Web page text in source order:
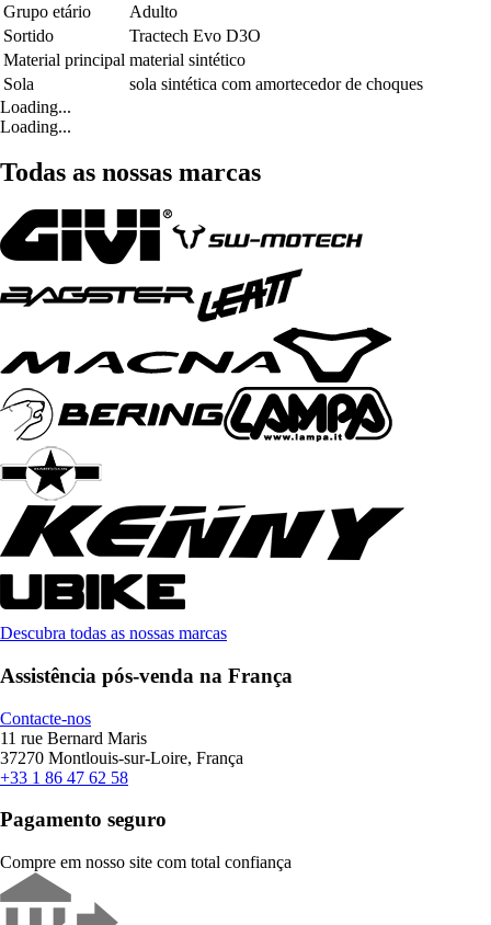
Grupo etário
Adulto
Sortido
Tractech Evo D3O
Material principal material sintético
Sola
sola sintética com amortecedor de choques
Loading...
Loading...
Todas as nossas marcas
Descubra todas as nossas marcas
Assistência pós-venda na França
Contacte-nos
11 rue Bernard Maris
37270 Montlouis-sur-Loire, França
+33 1 86 47 62 58
Pagamento seguro
Compre em nosso site com total confiança